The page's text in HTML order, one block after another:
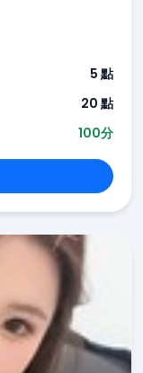
5 點
20 點
100分